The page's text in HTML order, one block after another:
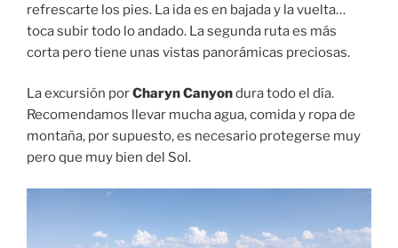
refrescarte los pies. La ida es en bajada y la vuelta…
toca subir todo lo andado. La segunda ruta es más
corta pero tiene unas vistas panorámicas preciosas.
La excursión porCharyn Canyondura todo el día.
Recomendamos llevar mucha agua, comida y ropa de
montaña, por supuesto, es necesario protegerse muy
pero que muy bien del Sol.